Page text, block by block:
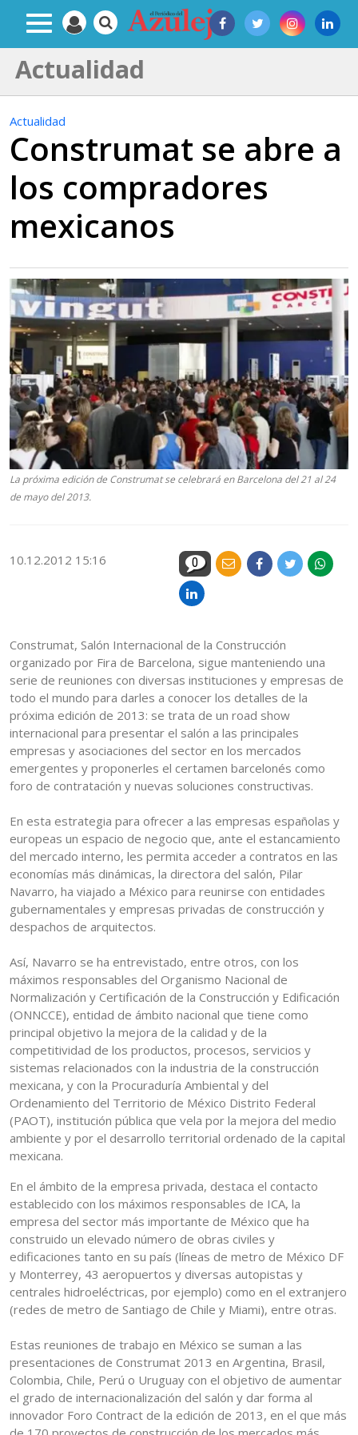
Actualidad
Actualidad
Construmat se abre a
los compradores
mexicanos
La próxima edición de Construmat se celebrará en Barcelona del 21 al 24
de mayo del 2013.
10.12.2012 15:16 0
Construmat, Salón Internacional de la Construcción
organizado por Fira de Barcelona, sigue manteniendo una
serie de reuniones con diversas instituciones y empresas de
todo el mundo para darles a conocer los detalles de la
próxima edición de 2013: se trata de un road show
internacional para presentar el salón a las principales
empresas y asociaciones del sector en los mercados
emergentes y proponerles el certamen barcelonés como
foro de contratación y nuevas soluciones constructivas.
En esta estrategia para ofrecer a las empresas españolas y
europeas un espacio de negocio que, ante el estancamiento
del mercado interno, les permita acceder a contratos en las
economías más dinámicas, la directora del salón, Pilar
Navarro, ha viajado a México para reunirse con entidades
gubernamentales y empresas privadas de construcción y
despachos de arquitectos.
Así, Navarro se ha entrevistado, entre otros, con los
máximos responsables del Organismo Nacional de
Normalización y Certificación de la Construcción y Edificación
(ONNCCE), entidad de ámbito nacional que tiene como
principal objetivo la mejora de la calidad y de la
competitividad de los productos, procesos, servicios y
sistemas relacionados con la industria de la construcción
mexicana, y con la Procuraduría Ambiental y del
Ordenamiento del Territorio de México Distrito Federal
(PAOT), institución pública que vela por la mejora del medio
ambiente y por el desarrollo territorial ordenado de la capital
mexicana.
En el ámbito de la empresa privada, destaca el contacto
establecido con los máximos responsables de ICA, la
empresa del sector más importante de México que ha
construido un elevado número de obras civiles y
edificaciones tanto en su país (líneas de metro de México DF
y Monterrey, 43 aeropuertos y diversas autopistas y
centrales hidroeléctricas, por ejemplo) como en el extranjero
(redes de metro de Santiago de Chile y Miami), entre otras.
Estas reuniones de trabajo en México se suman a las
presentaciones de Construmat 2013 en Argentina, Brasil,
Colombia, Chile, Perú o Uruguay con el objetivo de aumentar
el grado de internacionalización del salón y dar forma al
innovador Foro Contract de la edición de 2013, en el que más